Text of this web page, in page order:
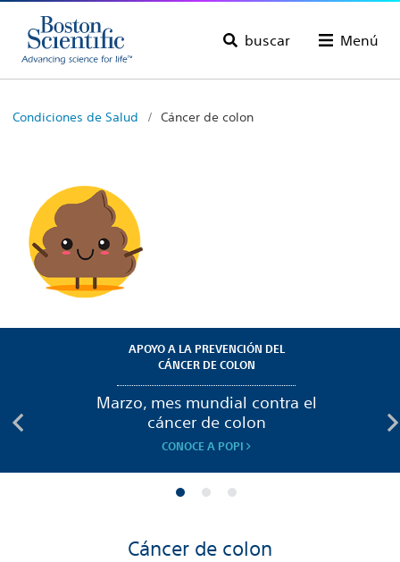
buscar Menú
Condiciones de Salud Cáncer de colon
APOYO A LA PREVENCIÓN DEL
CÁNCER DE COLON
Marzo, mes mundial contra el
cáncer de colon
CONOCE A POPI
Cáncer de colon